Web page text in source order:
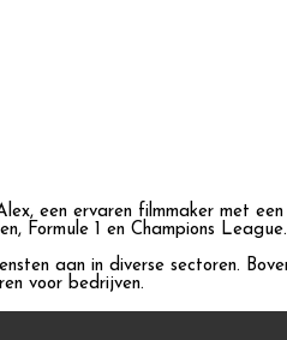
een ervaren filmmaker met
Formule 1 en Champions League.
aan in diverse sectoren.
voor bedrijven.